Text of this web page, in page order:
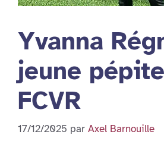
Yvanna
jeune
FCVR
17/12/2025 par Axel Barnouille